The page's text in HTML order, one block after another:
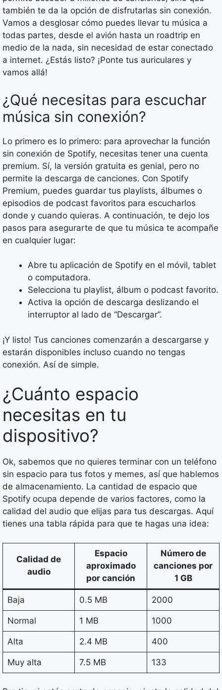
también te da la opción de disfrutarlas sin conexión.
Vamos a desglosar cómo puedes llevar tu música a
todas partes, desde el avión hasta un roadtrip en
medio de la nada, sin necesidad de estar conectado
a internet. ¿Estás listo? ¡Ponte tus auriculares y
vamos allá!
¿Qué necesitas para escuchar
música sin conexión?
Lo primero es lo primero: para aprovechar la función
sin conexión de Spotify, necesitas tener una cuenta
premium. Sí, la versión gratuita es genial, pero no
permite la descarga de canciones. Con Spotify
Premium, puedes guardar tus playlists, álbumes o
episodios de podcast favoritos para escucharlos
donde y cuando quieras. A continuación, te dejo los
pasos para asegurarte de que tu música te acompañe
en cualquier lugar:
Abre tu aplicación de Spotify en el móvil, tablet
o computadora.
Selecciona tu playlist, álbum o podcast favorito.
Activa la opción de descarga deslizando el
interruptor al lado de “Descargar”.
¡Y listo! Tus canciones comenzarán a descargarse y
estarán disponibles incluso cuando no tengas
conexión. Así de simple.
¿Cuánto espacio
necesitas en tu
dispositivo?
Ok, sabemos que no quieres terminar con un teléfono
sin espacio para tus fotos y memes, así que hablemos
de almacenamiento. La cantidad de espacio que
Spotify ocupa depende de varios factores, como la
calidad del audio que elijas para tus descargas. Aquí
tienes una tabla rápida para que te hagas una idea:
Calidad de
audio
Espacio
aproximado
por canción
Número de
canciones por
1 GB
Baja 0.5 MB 2000
Normal 1 MB 1000
Alta 2.4 MB 400
Muy alta 7.5 MB 133